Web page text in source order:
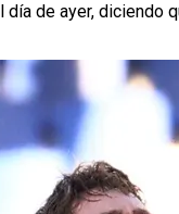
día de ayer, diciendo